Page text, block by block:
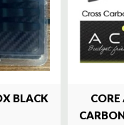
BLACK
CORE